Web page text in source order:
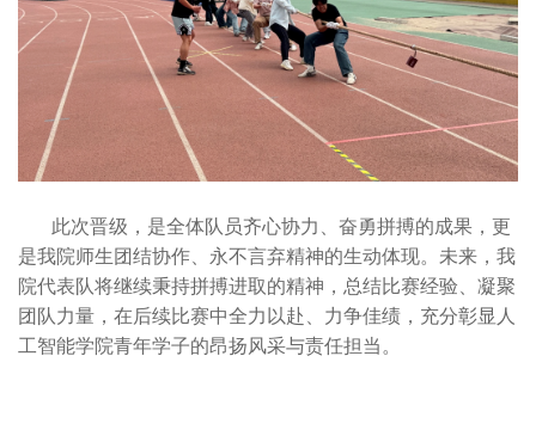
此次晋级，是全体队员齐心协力、奋勇拼搏的成果，更
是我院师生团结协作、永不言弃精神的生动体现。未来，我
院代表队将继续秉持拼搏进取的精神，总结比赛经验、凝聚
团队力量，在后续比赛中全力以赴、力争佳绩，充分彰显人
工智能学院青年学子的昂扬风采与责任担当。